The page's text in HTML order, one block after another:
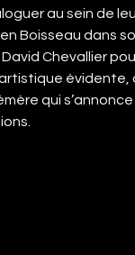
au sein de
Boisseau dans
Chevallier
évidente,
qui